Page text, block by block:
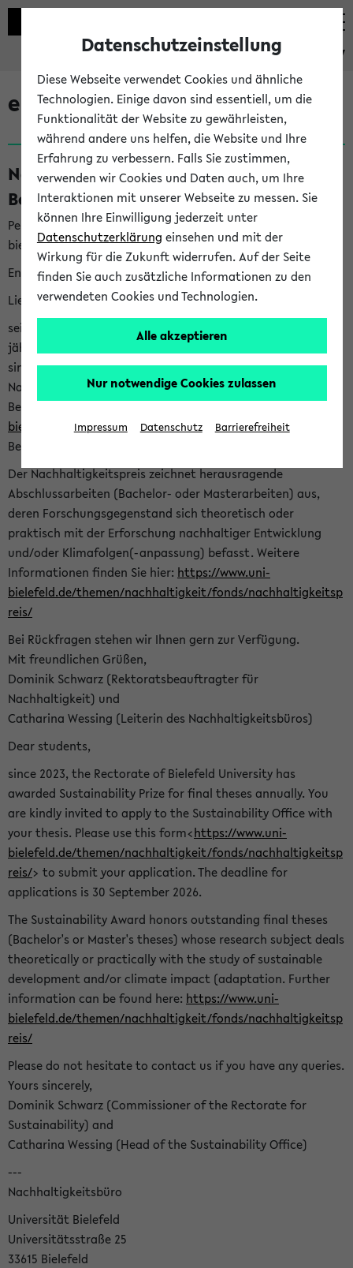
eKVV
eKVV News
Nachhaltigkeitspreis 2026:
Bewerbungsphase gestartet (06.08.26)
Per E-Mail eingestellt von nachhaltigkeitsbuero@uni-
bielefeld.de an den Verteiler 'Alle Studierenden':
English version below
Liebe Studierende,
seit 2023 verleiht das Rektorat der Universität Bielefeld
jährlich den Nachhaltigkeitspreis für Abschlussarbeiten. Sie
sind herzlich eingeladen sich mit Ihrer Abschlussarbeit beim
Nachhaltigkeitsbüro zu bewerben. Bitte nutzen Sie für Ihre
Bewerbung dieses Formular<https://formulare.uni-
bielefeld.de/frontend-server/form/provide/913/>. Die
Bewerbungsfrist endet am 30.09.2026.
Der Nachhaltigkeitspreis zeichnet herausragende
Abschlussarbeiten (Bachelor- oder Masterarbeiten) aus,
deren Forschungsgegenstand sich theoretisch oder
praktisch mit der Erforschung nachhaltiger Entwicklung
und/oder Klimafolgen(-anpassung) befasst. Weitere
Informationen finden Sie hier: https://www.uni-
bielefeld.de/themen/nachhaltigkeit/fonds/nachhaltigkeitsp
reis/
Bei Rückfragen stehen wir Ihnen gern zur Verfügung.
Mit freundlichen Grüßen,
Dominik Schwarz (Rektoratsbeauftragter für
Nachhaltigkeit) und
Catharina Wessing (Leiterin des Nachhaltigkeitsbüros)
Dear students,
since 2023, the Rectorate of Bielefeld University has
awarded Sustainability Prize for final theses annually. You
are kindly invited to apply to the Sustainability Office with
your thesis. Please use this form<https://www.uni-
bielefeld.de/themen/nachhaltigkeit/fonds/nachhaltigkeitsp
reis/> to submit your application. The deadline for
applications is 30 September 2026.
The Sustainability Award honors outstanding final theses
(Bachelor's or Master's theses) whose research subject deals
theoretically or practically with the study of sustainable
development and/or climate impact (adaptation. Further
information can be found here: https://www.uni-
bielefeld.de/themen/nachhaltigkeit/fonds/nachhaltigkeitsp
reis/
Please do not hesitate to contact us if you have any queries.
Yours sincerely,
Dominik Schwarz (Commissioner of the Rectorate for
Sustainability) and
Catharina Wessing (Head of the Sustainability Office)
---
Nachhaltigkeitsbüro
Universität Bielefeld
Universitätsstraße 25
33615 Bielefeld
Datenschutzeinstellung
Diese Webseite verwendet Cookies und ähnliche
Technologien. Einige davon sind essentiell, um die
Funktionalität der Website zu gewährleisten,
während andere uns helfen, die Website und Ihre
Erfahrung zu verbessern. Falls Sie zustimmen,
verwenden wir Cookies und Daten auch, um Ihre
Interaktionen mit unserer Webseite zu messen. Sie
können Ihre Einwilligung jederzeit unter
Datenschutzerklärung einsehen und mit der
Wirkung für die Zukunft widerrufen. Auf der Seite
finden Sie auch zusätzliche Informationen zu den
verwendeten Cookies und Technologien.
Alle akzeptieren
Nur notwendige Cookies zulassen
Impressum Datenschutz Barrierefreiheit